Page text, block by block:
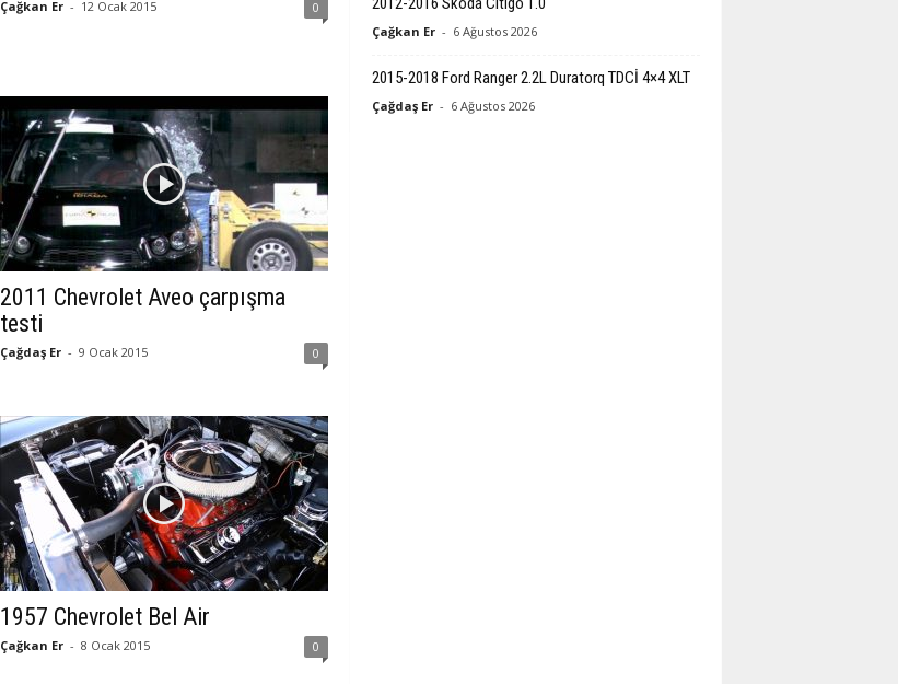
Çağkan Er - 12 Ocak 2015 0
2011 Chevrolet Aveo çarpışma
testi
Çağdaş Er - 9 Ocak 2015 0
1957 Chevrolet Bel Air
Çağkan Er - 8 Ocak 2015 0
Çağkan Er - 6 Ağustos 2026
2015-2018 Ford Ranger 2.2L Duratorq TDCİ 4×4 XLT
Çağdaş Er - 6 Ağustos 2026